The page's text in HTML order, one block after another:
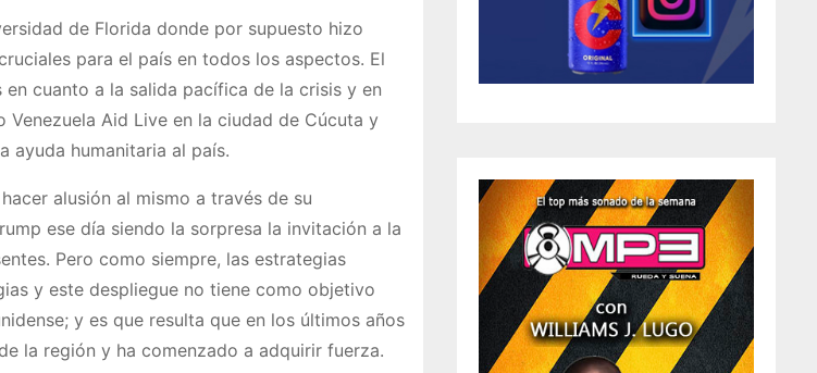
de Florida donde por supuesto hizo
para el país en todos los aspectos. El
cuanto a la salida pacífica de la crisis y en
Aid Live en la ciudad de Cúcuta y
ayuda humanitaria al país.
alusión al mismo a través de su
ese día siendo la sorpresa la invitación a la
Pero como siempre, las estrategias
y este despliegue no tiene como objetivo
y es que resulta que en los últimos años
la región y ha comenzado a adquirir fuerza.